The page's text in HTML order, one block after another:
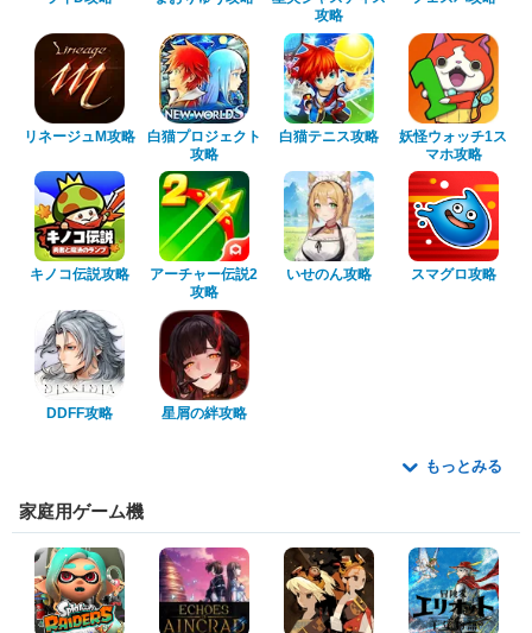
攻略
リネージュM攻略
白猫プロジェクト
攻略
白猫テニス攻略
妖怪ウォッチ1ス
マホ攻略
キノコ伝説攻略
アーチャー伝説2
攻略
いせのん攻略 スマグロ攻略
DDFF攻略 星屑の絆攻略
もっとみる
家庭用ゲーム機